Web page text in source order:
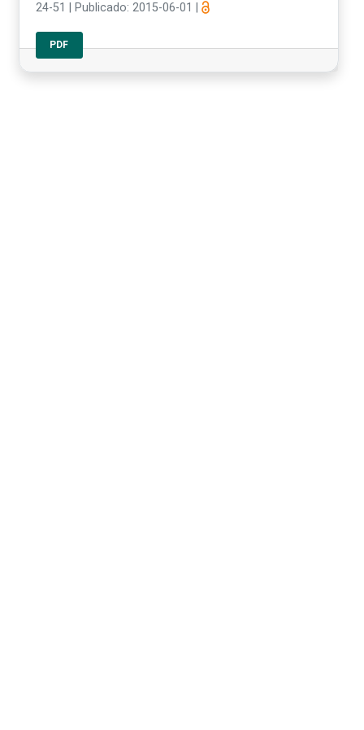
24-51 Publicado: 2015-06-01
PDF